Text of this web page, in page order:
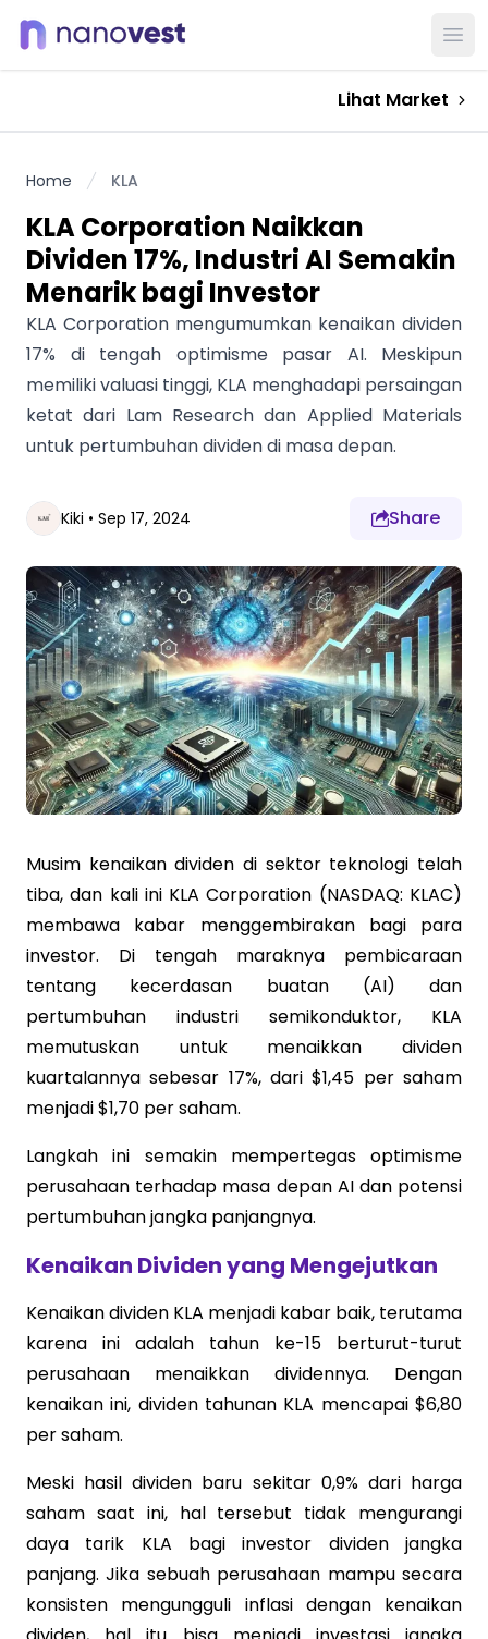
Lihat Market
Home KLA
KLA Corporation Naikkan
Dividen 17%, Industri AI Semakin
Menarik bagi Investor
KLA Corporation mengumumkan kenaikan dividen
17% di tengah optimisme pasar AI. Meskipun
memiliki valuasi tinggi, KLA menghadapi persaingan
ketat dari Lam Research dan Applied Materials
untuk pertumbuhan dividen di masa depan.
Kiki • Sep 17, 2024 Share
Musim kenaikan dividen di sektor teknologi telah
tiba, dan kali ini KLA Corporation (NASDAQ: KLAC)
membawa kabar menggembirakan bagi para
investor. Di tengah maraknya pembicaraan
tentang kecerdasan buatan (AI) dan
pertumbuhan industri semikonduktor, KLA
memutuskan untuk menaikkan dividen
kuartalannya sebesar 17%, dari $1,45 per saham
menjadi $1,70 per saham.
Langkah ini semakin mempertegas optimisme
perusahaan terhadap masa depan AI dan potensi
pertumbuhan jangka panjangnya.
Kenaikan Dividen yang Mengejutkan
Kenaikan dividen KLA menjadi kabar baik, terutama
karena ini adalah tahun ke-15 berturut-turut
perusahaan menaikkan dividennya. Dengan
kenaikan ini, dividen tahunan KLA mencapai $6,80
per saham.
Meski hasil dividen baru sekitar 0,9% dari harga
saham saat ini, hal tersebut tidak mengurangi
daya tarik KLA bagi investor dividen jangka
panjang. Jika sebuah perusahaan mampu secara
konsisten mengungguli inflasi dengan kenaikan